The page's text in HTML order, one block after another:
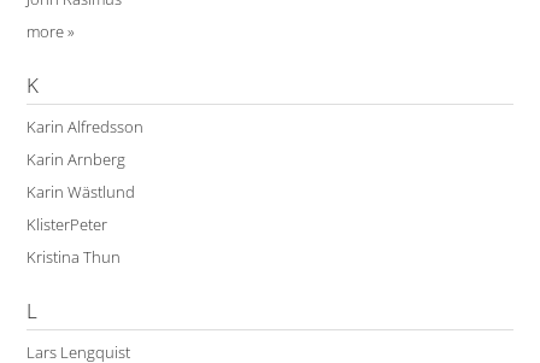
more »
K
Karin Alfredsson
Karin Arnberg
Karin Wästlund
KlisterPeter
Kristina Thun
L
Lars Lengquist